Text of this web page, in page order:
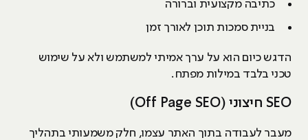
כתיבה מקצועית וברורה
בניית סמכות תוכן לאורך זמן
הדגש כיום הוא על ערך אמיתי למשתמש ולא על שימוש
טכני בלבד במילות מפתח.
SEO חיצוני (Off Page SEO)
מעבר לעבודה בתוך האתר עצמו, חלק משמעותי בתהליך